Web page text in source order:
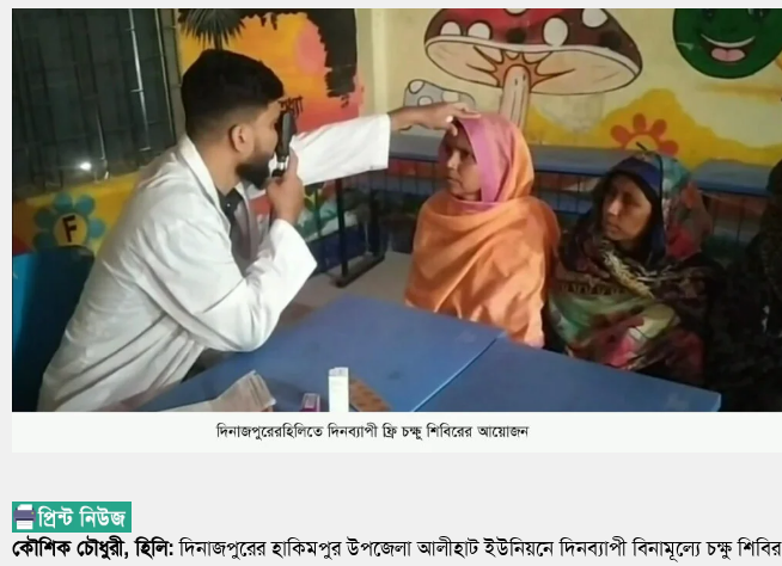
কৌশিক চৌধুরী, হিলি:দিনাজপুরের হাকিমপুর উপজেলা আলীহাট ইউনিয়নে দিনব্যাপী বিনামূল্যে চক্ষু শিবির